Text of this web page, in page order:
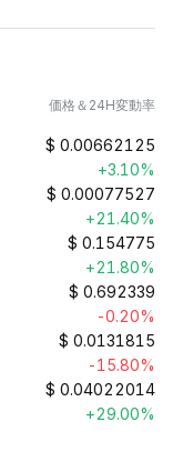
価格＆24H変動率
$ 0.00662125
+3.10%
$ 0.00077527
+21.40%
$ 0.154775
+21.80%
$ 0.692339
-0.20%
$ 0.0131815
-15.80%
$ 0.04022014
+29.00%